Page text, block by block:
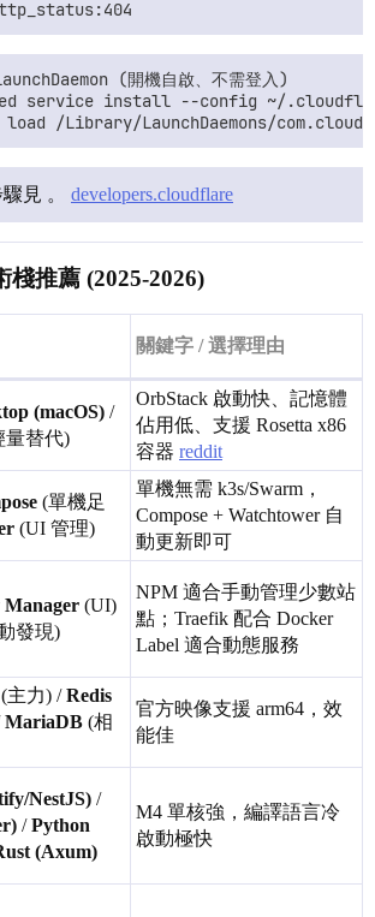
(開機自啟、不需登入)
service install --config ~/
見 。 developers.cloudflare
棧推薦 (2025-2026)
關鍵字 / 選擇理由
(macOS) /
量替代)
OrbStack 啟動快、記憶體
佔用低、支援 Rosetta x86
容器 reddit
(單機足
(UI 管理)
單機無需 k3s/Swarm，
Compose + Watchtower 自
動更新即可
(UI)
發現)
NPM 適合手動管理少數站
點；Traefik 配合 Docker
Label 適合動態服務
(主力) /Redis
MariaDB (相
官方映像支援 arm64，效
能佳
NestJS) /
/Python
(Axum)
M4 單核強，編譯語言冷
啟動極快